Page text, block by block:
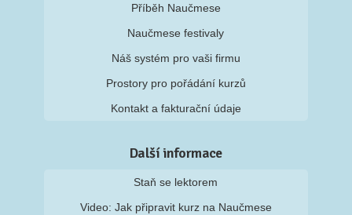
Náš systém pro vaši firmu
Prostory pro pořádání kurzů
Kontakt a fakturační údaje
Další informace
Video: Jak připravit kurz na Naučmese
Často kladené dotazy
Dárkové poukazy